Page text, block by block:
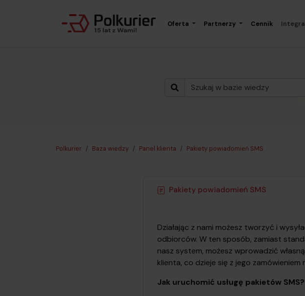
Oferta Partnerzy Cennik
Polkurier Baza wiedzy Panel klienta Pakiety powiadomień SMS
Pakiety powiadomień SMS
Działając z nami możesz tworzyć i
odbiorców. W ten sposób, zamiast
nasz system, możesz wprowadzić
klienta, co dzieje się z jego
Jak uruchomić usługę pakietów SMS?